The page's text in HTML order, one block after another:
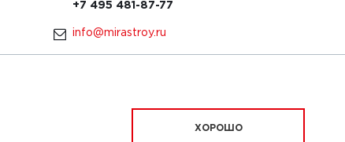
+7 495 481-87-77
info@mirastroy.ru
ХОРОШО